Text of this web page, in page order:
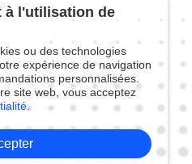
à l'utilisation de
ou des technologies
expérience de navigation
personnalisées.
site web, vous acceptez